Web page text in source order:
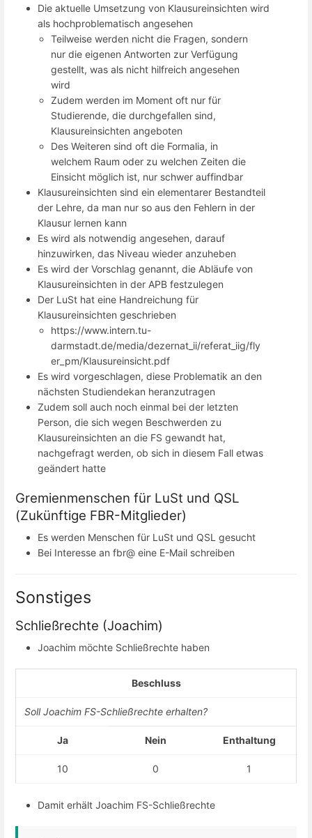
Die aktuelle Umsetzung von Klausureinsichten wird
als hochproblematisch angesehen
Teilweise werden nicht die Fragen, sondern
nur die eigenen Antworten zur Verfügung
gestellt, was als nicht hilfreich angesehen
wird
Zudem werden im Moment oft nur für
Studierende, die durchgefallen sind,
Klausureinsichten angeboten
Des Weiteren sind oft die Formalia, in
welchem Raum oder zu welchen Zeiten die
Einsicht möglich ist, nur schwer auffindbar
Klausureinsichten sind ein elementarer Bestandteil
der Lehre, da man nur so aus den Fehlern in der
Klausur lernen kann
Es wird als notwendig angesehen, darauf
hinzuwirken, das Niveau wieder anzuheben
Es wird der Vorschlag genannt, die Abläufe von
Klausureinsichten in der APB festzulegen
Der LuSt hat eine Handreichung für
Klausureinsichten geschrieben
https://www.intern.tu-
darmstadt.de/media/dezernat_ii/referat_iig/fly
er_pm/Klausureinsicht.pdf
Es wird vorgeschlagen, diese Problematik an den
nächsten Studiendekan heranzutragen
Zudem soll auch noch einmal bei der letzten
Person, die sich wegen Beschwerden zu
Klausureinsichten an die FS gewandt hat,
nachgefragt werden, ob sich in diesem Fall etwas
geändert hatte
Gremienmenschen für LuSt und QSL
(Zukünftige FBR-Mitglieder)
Es werden Menschen für LuSt und QSL gesucht
Bei Interesse an fbr@ eine E-Mail schreiben
Sonstiges
Schließrechte (Joachim)
Joachim möchte Schließrechte haben
Beschluss
Soll Joachim FS-Schließrechte erhalten?
Ja Nein Enthaltung
10 0 1
Damit erhält Joachim FS-Schließrechte